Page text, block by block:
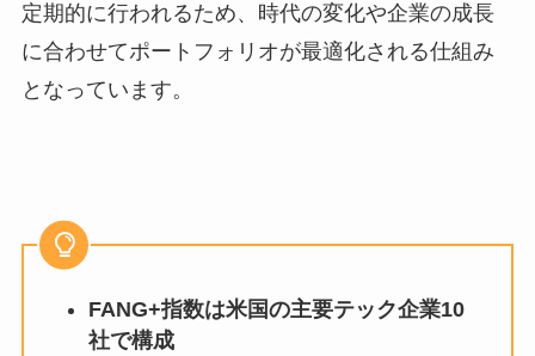
定期的に行われるため、時代の変化や企業の成長
に合わせてポートフォリオが最適化される仕組み
となっています。
FANG+指数は米国の主要テック企業10
社で構成